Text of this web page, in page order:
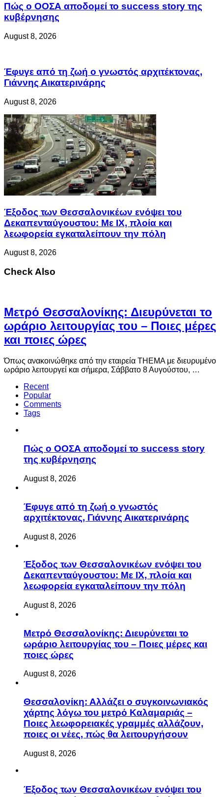
Πώς ο ΟΟΣΑ αποδομεί το success story της
κυβέρνησης
August 8, 2026
Έφυγε από τη ζωή ο γνωστός αρχιτέκτονας,
Γιάννης Αικατερινάρης
August 8, 2026
Έξοδος των Θεσσαλονικέων ενόψει του
Δεκαπενταύγουστου: Με ΙΧ, πλοία και
λεωφορεία εγκαταλείπουν την πόλη
August 8, 2026
Check Also
Μετρό Θεσσαλονίκης: Διευρύνεται το
ωράριο λειτουργίας του – Ποιες μέρες
και ποιες ώρες
Όπως ανακοινώθηκε από την εταιρεία THEMA με διευρυμένο
ωράριο λειτουργεί και σήμερα, Σάββατο 8 Αυγούστου, …
Recent
Popular
Comments
Tags
Πώς ο ΟΟΣΑ αποδομεί το success story
της κυβέρνησης
August 8, 2026
Έφυγε από τη ζωή ο γνωστός
αρχιτέκτονας, Γιάννης Αικατερινάρης
August 8, 2026
Έξοδος των Θεσσαλονικέων ενόψει του
Δεκαπενταύγουστου: Με ΙΧ, πλοία και
λεωφορεία εγκαταλείπουν την πόλη
August 8, 2026
Μετρό Θεσσαλονίκης: Διευρύνεται το
ωράριο λειτουργίας του – Ποιες μέρες και
ποιες ώρες
August 8, 2026
Θεσσαλονίκη: Αλλάζει ο συγκοινωνιακός
χάρτης λόγω του μετρό Καλαμαριάς –
Ποιες λεωφορειακές γραμμές αλλάζουν,
ποιες οι νέες, πώς θα λειτουργήσουν
August 8, 2026
Έξοδος των Θεσσαλονικέων ενόψει του